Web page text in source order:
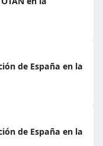
de España en la
de España en la